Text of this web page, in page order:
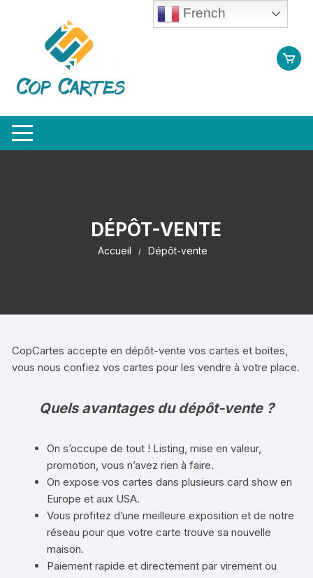
DÉPÔT-VENTE
Accueil Dépôt-vente
CopCartes accepte en dépôt-vente vos cartes et boites,
vous nous confiez vos cartes pour les vendre à votre place.
Quels avantages du dépôt-vente ?
On s’occupe de tout ! Listing, mise en valeur,
promotion, vous n’avez rien à faire.
On expose vos cartes dans plusieurs card show en
Europe et aux USA.
Vous profitez d’une meilleure exposition et de notre
réseau pour que votre carte trouve sa nouvelle
maison.
Paiement rapide et directement par virement ou
French